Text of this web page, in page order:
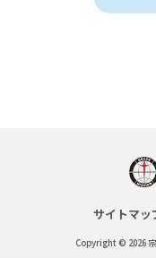
サイトマッ
Copyright © 2026